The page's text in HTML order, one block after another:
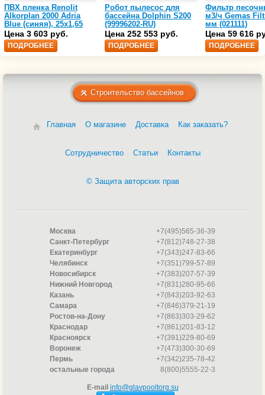
ПВХ пленка Renolit
Alkorplan 2000 Adria
Blue (синяя), 25х1,65
(35216203)
Цена 3 603 руб.
ПОДРОБНЕЕ
Робот пылесос для
бассейна Dolphin S200
(99996202-RU)
Цена 252 553 руб.
ПОДРОБНЕЕ
Фильтр
м3/ч Gemas
мм (021111)
Цена 59 616
ПОДРОБНЕЕ
Строительство бассейнов
Главная О магазине Доставка Как заказать?
Сотрудничество Статьи Контакты
© Защита авторских прав
Москва
+7(495)565-36-39
Санкт-Петербург
+7(812)748-27-38
Екатеринбург
+7(343)247-83-66
Челябинск
+7(351)799-57-89
Новосибирск
+7(383)207-57-39
Нижний Новгород
+7(831)280-95-66
Казань
+7(843)203-92-63
Самара
+7(846)379-21-19
Ростов-на-Дону
+7(863)303-29-62
Краснодар
+7(861)201-83-12
Красноярск
+7(391)229-80-69
Воронеж
+7(473)300-30-69
Пермь
+7(342)235-78-42
остальные города
8(800)5555-22-3
E-mail info@glavpooltorg.su